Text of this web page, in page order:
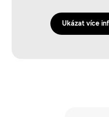
Ukázat více